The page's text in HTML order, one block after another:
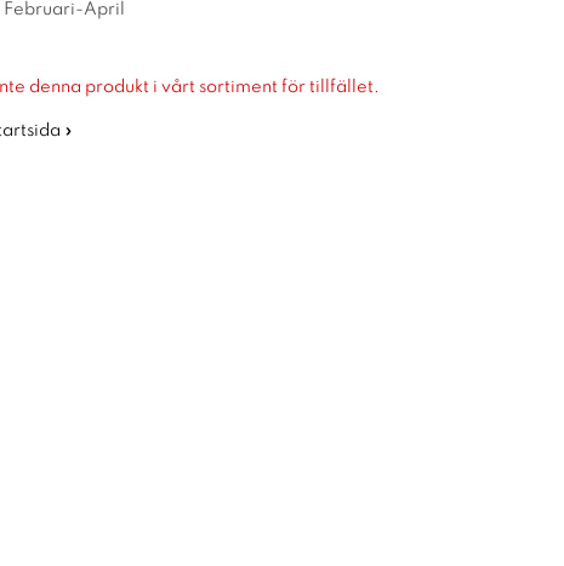
Februari-April
denna produkt i vårt sortiment för tillfället.
»